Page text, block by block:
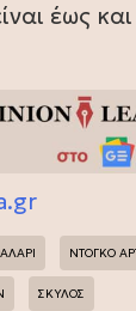
έως και
ΝΤΟΓΚΟ
ΣΚΥΛΟΣ